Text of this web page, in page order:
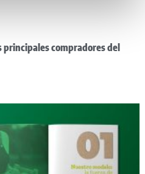
principales compradores del